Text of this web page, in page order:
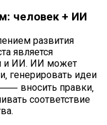
человек + ИИ
развития
является
и ИИ. ИИ может
генерировать идеи
⸺ вносить правки‚
соответствие